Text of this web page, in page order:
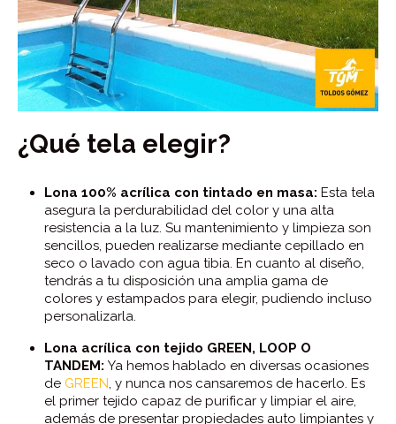
¿Qué tela elegir?
Lona 100% acrílica con tintado en masa: Esta tela
asegura la perdurabilidad del color y una alta
resistencia a la luz. Su mantenimiento y limpieza son
sencillos, pueden realizarse mediante cepillado en
seco o lavado con agua tibia. En cuanto al diseño,
tendrás a tu disposición una amplia gama de
colores y estampados para elegir, pudiendo incluso
personalizarla.
Lona acrílica con tejido GREEN, LOOP O
TANDEM: Ya hemos hablado en diversas ocasiones
de GREEN, y nunca nos cansaremos de hacerlo. Es
el primer tejido capaz de purificar y limpiar el aire,
además de presentar propiedades auto limpiantes y